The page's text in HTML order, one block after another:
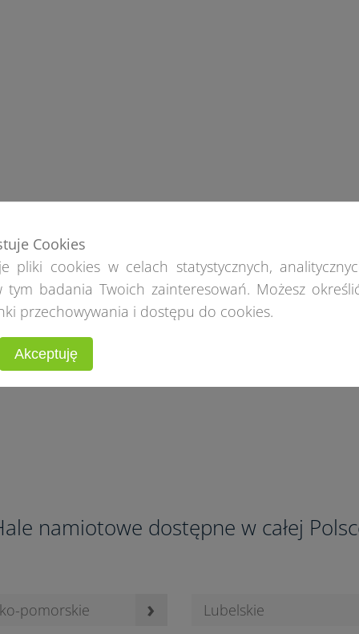
namiotowe dostępne w całej
pomorskie › Lubelskie
Cookies
pliki cookies w celach statystycznych,
tym badania Twoich zainteresowań. Możesz
przechowywania i dostępu do cookies.
Akceptuję